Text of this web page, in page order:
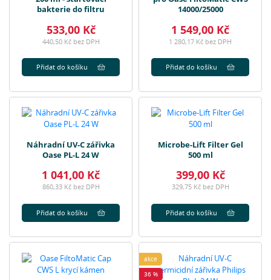
bakterie do filtru
533,00 Kč
440,50 Kč bez DPH
Přidat do košíku
14000/25000
1 549,00 Kč
1 280,17 Kč bez DPH
Přidat do košíku
Náhradní UV-C zářivka
Oase PL-L 24 W
1 041,00 Kč
860,33 Kč bez DPH
Přidat do košíku
Microbe-Lift Filter Gel
500 ml
399,00 Kč
329,75 Kč bez DPH
Přidat do košíku
akce
36 %